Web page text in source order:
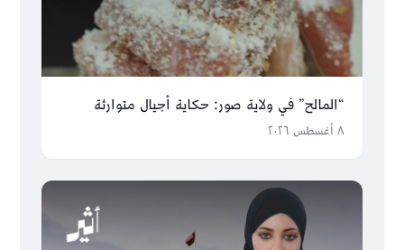
“المالح” في ولاية صور: حكاية أجيال متوارثة
٨ أغسطس ٢٠٢٦